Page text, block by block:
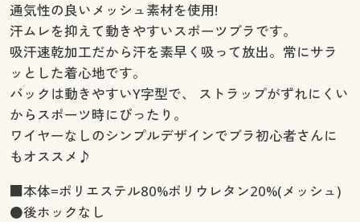
通気性の良いメッシュ素材を使用!
汗ムレを抑えて動きやすいスポーツブラです。
吸汗速乾加工だから汗を素早く吸って放出。常にサラ
ッとした着心地です。
バックは動きやすいY字型で、 ストラップがずれにくい
からスポーツ時にぴったり。
ワイヤーなしのシンプルデザインでブラ初心者さんに
もオススメ♪
■本体=ポリエステル80%ポリウレタン20%(メッシュ)
●後ホックなし